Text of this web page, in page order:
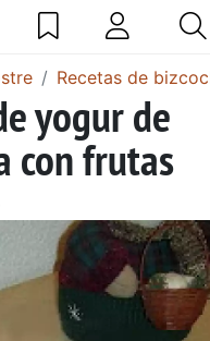
Recetas de
yogur de
con frutas